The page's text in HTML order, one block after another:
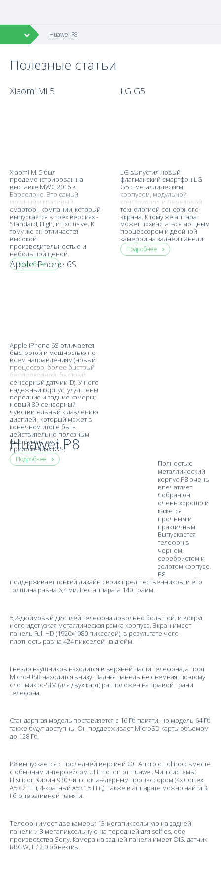
Huawei P8
Полезные статьи
Xiaomi Mi 5
Xiaomi Mi 5 был
продемонстрирован на
выставке MWC 2016 в
Барселоне. Это самый
мощный и красивый
смартфон компании, который
выпускается в трех версиях -
Standard, High, и Exclusive. К
тому же он отличается
высокой
производительностью и
небольшой ценой.
Подробнее
LG G5
LG выпустил новый
флагманский смартфон LG
G5 с металлическим
корпусом, модульной
конструкции, и передовой
технологией сенсорного
экрана. К тому же аппарат
может похвастаться мощным
процессором и двойной
камерой на задней панели.
Подробнее
Apple iPhone 6S
Apple iPhone 6S отличается
быстротой и мощностью по
всем направлениям (новый
процессор, более быстрый
беспроводной, быстрый
сенсорный датчик ID). У него
надежный корпус, улучшены
передние и задние камеры;
новый 3D сенсорный
чувствительный к давлению
дисплей , который может в
конечном итоге быть
действительно полезным
инструментом в
приложениях IOS.
Подробнее
Huawei P8
Полностью
металлический
корпус Р8 очень
впечатляет.
Собран он
очень хорошо и
кажется
прочным и
практичным.
Выпускается
телефон в
черном,
серебристом и
золотом корпусе.
P8
поддерживает тонкий дизайн своих предшественников, и его
толщина равна 6,4 мм. Вес аппарата 140 грамм.
5,2-дюймовый дисплей телефона довольно большой, и вокруг
него идет узкая металлическая рамка корпуса. Экран имеет
панель Full HD (1920x1080 пикселей), в результате чего
плотность равна 424 пикселей на дюйм.
Гнездо наушников находится в верхней части телефона, а порт
Micro-USB находится внизу. Задняя панель не съемная, поэтому
слот микро-SIM (для двух карт) расположен на правой грани
телефона.
Стандартная модель поставляется с 16 Гб памяти, но модель 64 Гб
также будут доступны. Он поддерживает MicroSD карты объемом
до 128 Гб.
P8 выпускается с последней версией ОС Android Lollipop вместе
с обычным интерфейсом UI Emotion от Huawei. Чип системы:
Hisilicon Кирин 930 чип с окта-ядерным процессором (4x Cortex
A53 2 ГГц, 4-кратный A531,5 ГГц). Также в аппарате можно найти 3
Гб оперативной памяти.
Телефон имеет две камеры: 13-мегапиксельную на задней
панели и 8-мегапиксельную на передней для selfies, обе
производства Sony. Камера на задней панели имеет OIS, датчик
RBGW, F / 2.0 объектив.